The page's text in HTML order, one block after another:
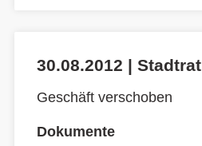
30.08.2012 | Stadtrat
Geschäft verschoben
Dokumente